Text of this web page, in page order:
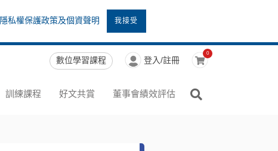
隱私權保護政策及個資聲明 我接受
數位學習課程 登入/註冊
0
訓練課程 好文共賞 董事會績效評估